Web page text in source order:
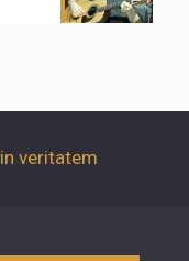
in veritatem